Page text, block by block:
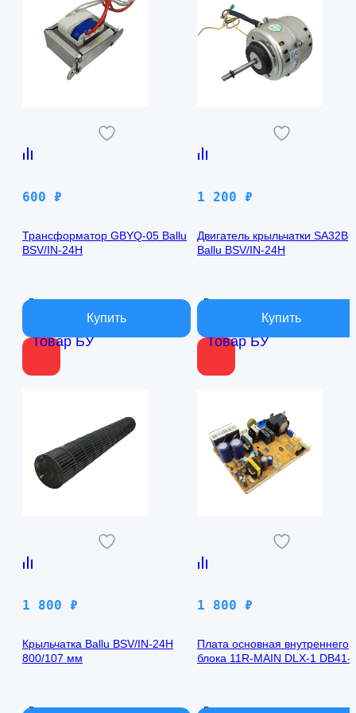
Товар БУ
600 ₽
Трансформатор GBYQ-05 Ballu
BSV/IN-24H
В наличии
Товар БУ
1 200 ₽
Двигатель крыльчатки SA32B
Ballu BSV/IN-24H
В наличии
1 800 ₽
Крыльчатка Ballu BSV/IN-24H
800/107 мм
В наличии
1 800 ₽
Плата основная внутреннего
блока 11R-MAIN DLX-1 DB41-
В наличии